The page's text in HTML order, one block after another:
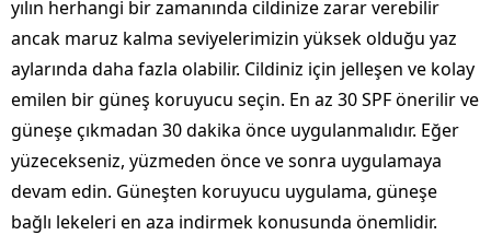
yılın herhangi bir zamanında cildinize zarar verebilir
ancak maruz kalma seviyelerimizin yüksek olduğu yaz
aylarında daha fazla olabilir. Cildiniz için jelleşen ve kolay
emilen bir güneş koruyucu seçin. En az 30 SPF önerilir ve
güneşe çıkmadan 30 dakika önce uygulanmalıdır. Eğer
yüzecekseniz, yüzmeden önce ve sonra uygulamaya
devam edin. Güneşten koruyucu uygulama, güneşe
bağlı lekeleri en aza indirmek konusunda önemlidir.